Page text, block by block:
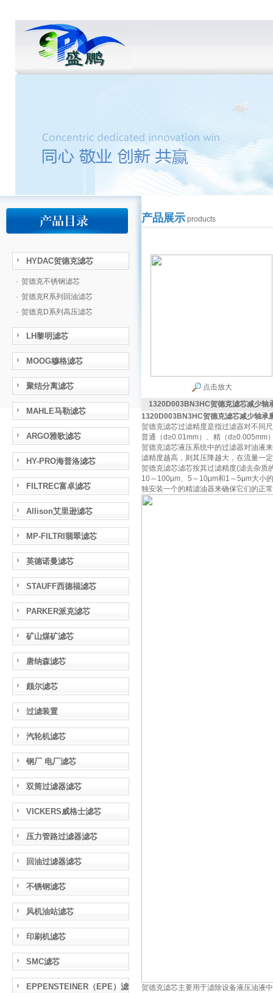
HYDAC贺德克滤芯
· 贺德克不锈钢滤芯
· 贺德克R系列回油滤芯
· 贺德克D系列高压滤芯
LH黎明滤芯
MOOG穆格滤芯
聚结分离滤芯
MAHLE马勒滤芯
ARGO雅歌滤芯
HY-PRO海普洛滤芯
FILTREC富卓滤芯
Allison艾里逊滤芯
MP-FILTRI翡翠滤芯
英德诺曼滤芯
STAUFF西德福滤芯
PARKER派克滤芯
矿山煤矿滤芯
唐纳森滤芯
颇尔滤芯
过滤装置
汽轮机滤芯
钢厂 电厂滤芯
双筒过滤器滤芯
VICKERS威格士滤芯
压力管路过滤器滤芯
回油过滤器滤芯
不锈钢滤芯
风机油站滤芯
印刷机滤芯
SMC滤芯
EPPENSTEINER（EPE）滤
产品展示 products
点击放大
1320D003BN3HC贺德克滤芯减少轴
1320D003BN3HC贺德克滤芯减少轴承
贺德克滤芯过滤精度是指过滤器对不同
普通（d≥0.01mm）、精（d≥0.005mm
贺德克滤芯液压系统中的过滤器对油液
滤精度越高，则其压降越大，在流量一
贺德克滤芯滤芯按其过滤精度(滤去杂质
10～100μm、5～10μm和1～5μm大小
独安装一个的精滤油器来确保它们的正
贺德克滤芯主要用于滤除设备液压油液